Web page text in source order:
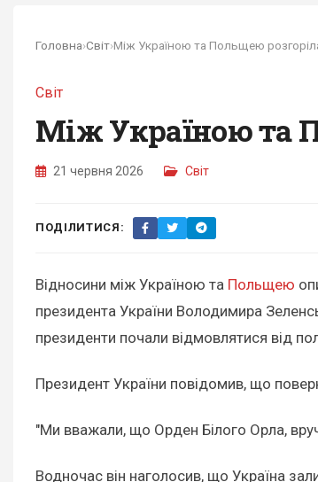
Головна›Світ›
Світ
Між Україною та
21 червня 2026 Світ
ПОДІЛИТИСЯ:
Відносини між Україною та Польщею
президента України Володимира
президенти почали відмовлятися від
Президент України повідомив, що
"Ми вважали, що Орден Білого Орла,
Водночас він наголосив, що Україна